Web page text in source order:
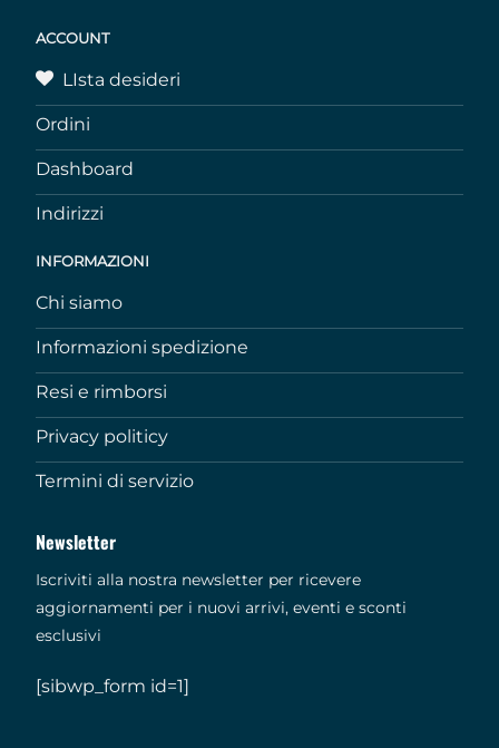
ACCOUNT
LIsta desideri
Ordini
Dashboard
Indirizzi
INFORMAZIONI
Chi siamo
Informazioni spedizione
Resi e rimborsi
Privacy politicy
Termini di servizio
Newsletter
Iscriviti alla nostra newsletter per ricevere
aggiornamenti per i nuovi arrivi, eventi e sconti
esclusivi
[sibwp_form id=1]